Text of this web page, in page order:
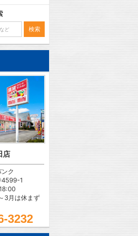
店
ク
4599-1
3月は休まず
3232